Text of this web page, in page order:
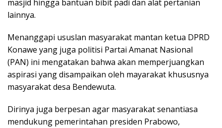
masjid hingga bantuan bibit padi dan alat pertanian
lainnya.
Menanggapi ususlan masyarakat mantan ketua DPRD
Konawe yang juga politisi Partai Amanat Nasional
(PAN) ini mengatakan bahwa akan memperjuangkan
aspirasi yang disampaikan oleh mayarakat khususnya
masyarakat desa Bendewuta.
Dirinya juga berpesan agar masyarakat senantiasa
mendukung pemerintahan presiden Prabowo,